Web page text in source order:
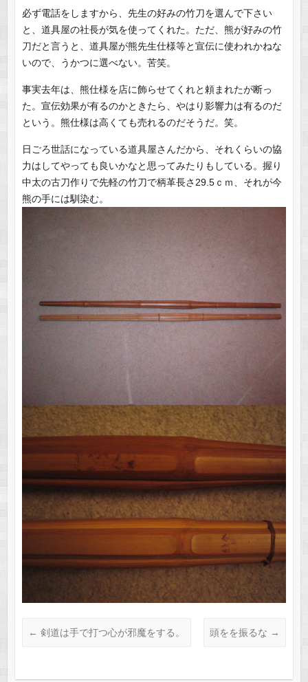
必ず電話をしますから、先生の好みの竹刀を選んで下さい
と、道具屋の社長が気を使ってくれた。ただ、熊が好みの竹
刀だと言うと、道具屋が熊先生仕様等と宣伝に使われかねな
いので、うかつに選べない。苦笑。
事実去年は、熊仕様を店に飾らせてくれと頼まれたが断っ
た。宣伝効果が有るのかときたら、やはり影響力は有るのだ
という。熊仕様は高くても売れるのだそうだ。笑。
日ごろ世話になっている道具屋さんだから、それくらいの協
力はしてやっても良いかなと思ってみたりもしている。握り
中太の古刀作りで先軽の竹刀で柄革長さ29.5ｃｍ、それが今
熊の手には馴染む。
← 剣道は手で打つ心が邪魔をする。 頭をを振るな →